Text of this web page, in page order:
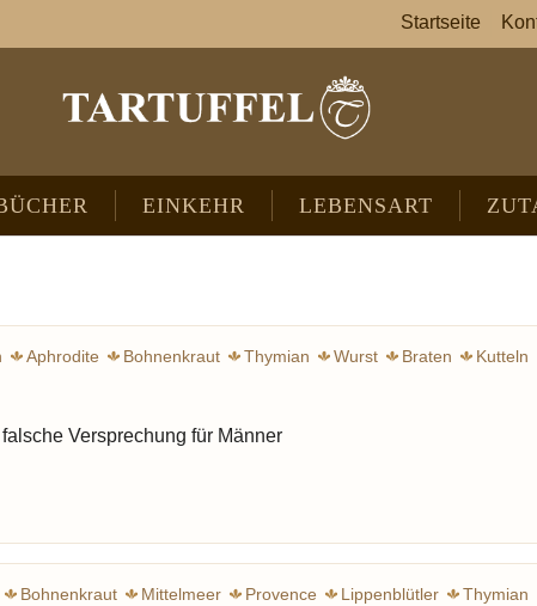
EINKEHR LEBENSART
Startseite
Aphrodite Bohnenkraut Thymian Wurst Braten
Kutteln
Versprechung für Männer
Bohnenkraut Mittelmeer Provence Lippenblütler Thymian